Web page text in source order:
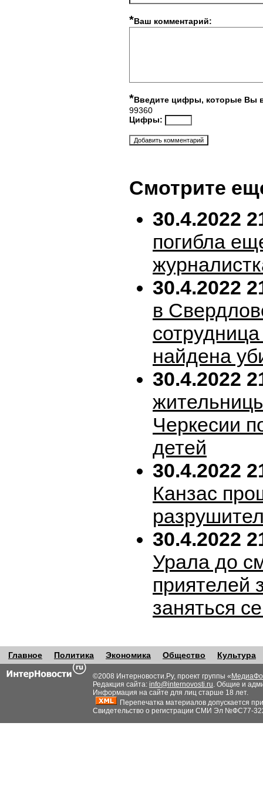
*Ваш комментарий:
*Введите цифры, которые Вы
99360
Цифры:
Смотрите
30.4.2022
погибла
30.4.2022
в
найдена
30.4.2022
Черкесии
детей
30.4.2022
Канзас
30.4.2022
Урала до
приятелей
заняться
Главное Политика Экономика Общество Культура
©2008 Интерновости.Ру, проект группы «
Редакция сайта: info@internovosti.ru. Общие и
Информация на сайте для лиц старше 18 лет.
Перепечатка материалов допускается
Свидетельство о регистрации СМИ Эл №ФС77-